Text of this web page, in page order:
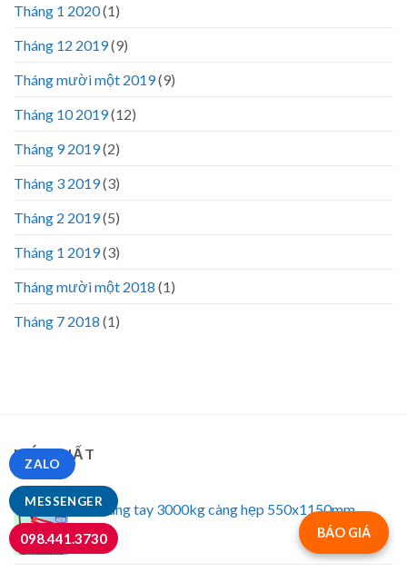
Tháng 1 2020(1)
Tháng 12 2019(9)
Tháng mười một 2019(9)
Tháng 10 2019(12)
Tháng 9 2019(2)
Tháng 3 2019(3)
Tháng 2 2019(5)
Tháng 1 2019(3)
Tháng mười một 2018 (1)
Tháng 7 2018 (1)
MỚI NHẤT
Xe nâng tay 3000kg càng hẹp 550x1150mm
BÁO GIÁ
MESSENGER
ZALO
098.441.3730